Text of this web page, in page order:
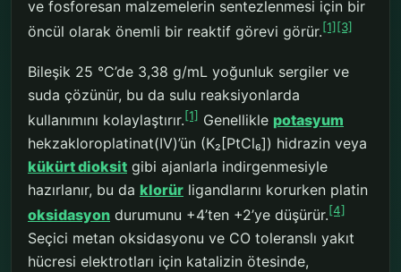
ve fosforesan malzemelerin sentezlenmesi için bir
öncül olarak önemli bir reaktif görevi görür.[1] [3]
Bileşik 25 °C’de 3,38 g/mL yoğunluk sergiler ve
suda çözünür, bu da sulu reaksiyonlarda
kullanımını kolaylaştırır.[1] Genellikle potasyum
hekzakloroplatinat(IV)’ün (K₂[PtCl₆]) hidrazin veya
kükürt dioksit gibi ajanlarla indirgenmesiyle
hazırlanır, bu da klorür ligandlarını korurken platin
oksidasyon durumunu +4’ten +2’ye düşürür.[4]
Seçici metan oksidasyonu ve CO toleranslı yakıt
hücresi elektrotları için katalizin ötesinde,